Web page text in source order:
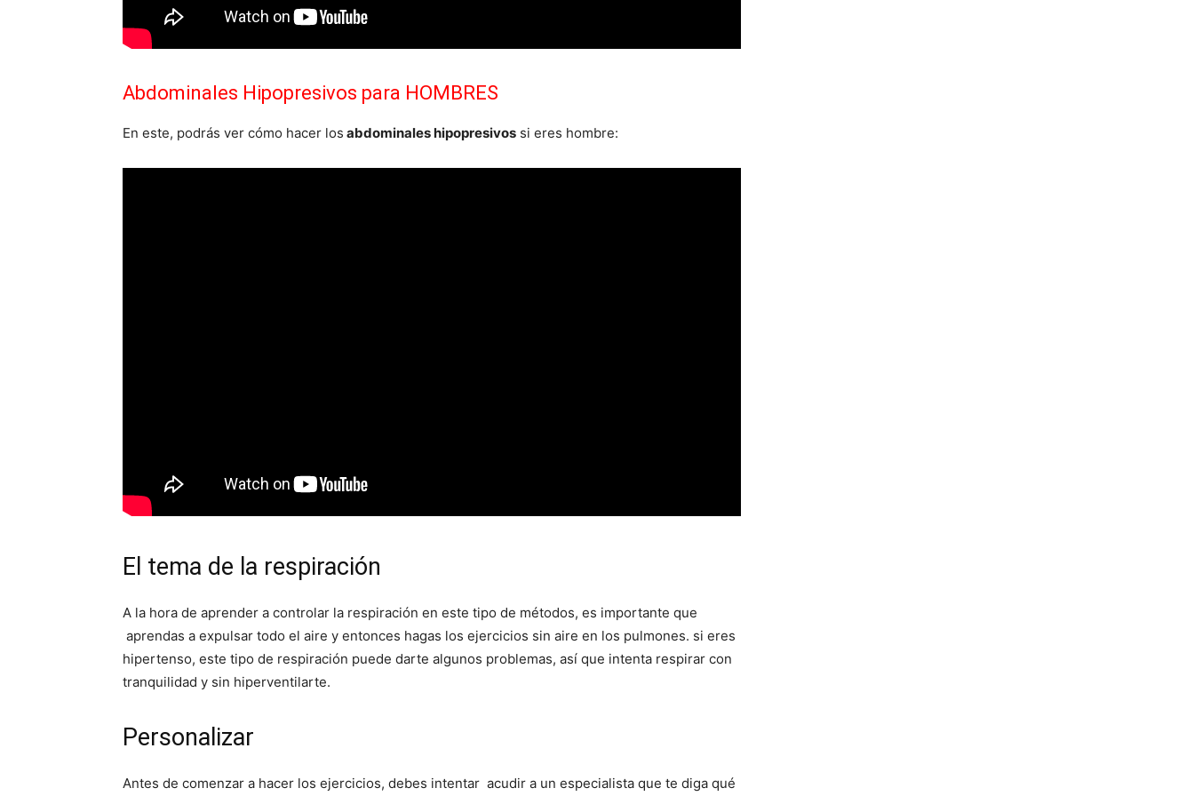
Abdominales Hipopresivos para HOMBRES
En este, podrás ver cómo hacer los abdominales hipopresivos si eres hombre:
El tema de la respiración
A la hora de aprender a controlar la respiración en este tipo de métodos, es importante que
aprendas a expulsar todo el aire y entonces hagas los ejercicios sin aire en los pulmones. si eres
hipertenso, este tipo de respiración puede darte algunos problemas, así que intenta respirar con
tranquilidad y sin hiperventilarte.
Personalizar
Antes de comenzar a hacer los ejercicios, debes intentar acudir a un especialista que te diga qué